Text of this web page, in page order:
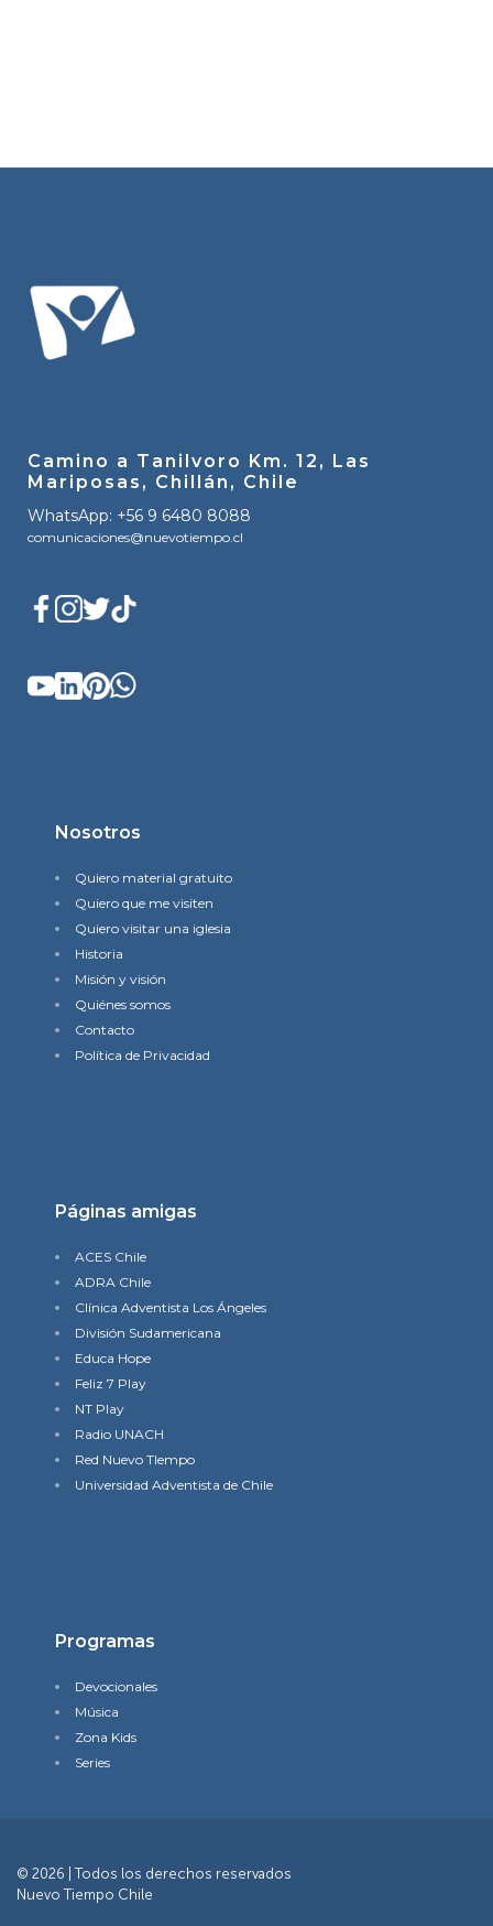
Camino a Tanilvoro Km. 12, Las
Mariposas, Chillán, Chile
WhatsApp: +56 9 6480 8088
comunicaciones@nuevotiempo.cl
Nosotros
Quiero material gratuito
Quiero que me visiten
Quiero visitar una iglesia
Historia
Misión y visión
Quiénes somos
Contacto
Política de Privacidad
Páginas amigas
ACES Chile
ADRA Chile
Clínica Adventista Los Ángeles
División Sudamericana
Educa Hope
Feliz 7 Play
NT Play
Radio UNACH
Red Nuevo TIempo
Universidad Adventista de Chile
Programas
Devocionales
Música
Zona Kids
Series
© 2026 | Todos los derechos reservados
Nuevo Tiempo Chile